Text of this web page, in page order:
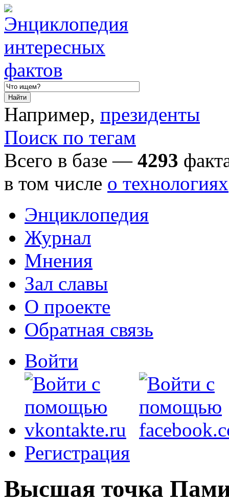
Например, президенты
Поиск по тегам
Всего в базе — 4293
в том числе о технологиях
Энциклопедия
Журнал
Мнения
Зал славы
О проекте
Обратная связь
Войти
Регистрация
Высшая точка